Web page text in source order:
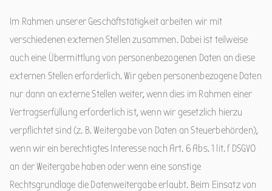
Im Rahmen unserer Geschäftstätigkeit arbeiten wir mit
verschiedenen externen Stellen zusammen. Dabei ist teilweise
auch eine Übermittlung von personenbezogenen Daten an diese
externen Stellen erforderlich. Wir geben personenbezogene Daten
nur dann an externe Stellen weiter, wenn dies im Rahmen einer
Vertragserfüllung erforderlich ist, wenn wir gesetzlich hierzu
verpflichtet sind (z. B. Weitergabe von Daten an Steuerbehörden),
wenn wir ein berechtigtes Interesse nach Art. 6 Abs. 1 lit. f DSGVO
an der Weitergabe haben oder wenn eine sonstige
Rechtsgrundlage die Datenweitergabe erlaubt. Beim Einsatz von